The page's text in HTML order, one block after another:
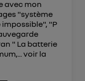
avec mon
"système
"P
" La batterie
voir la